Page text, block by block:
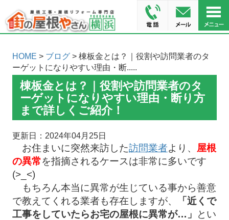
HOME > ブログ> 棟板金とは？｜役割や訪問業者のタ
ーゲットになりやすい理由・断.....
棟板金とは？｜役割や訪問業者のタ
ーゲットになりやすい理由・断り方
まで詳しくご紹介！
更新日：2024年04月25日
お住まいに突然来訪した訪問業者より、 屋根
の異常を指摘されるケースは非常に多いです
(>_<)
もちろん本当に異常が生じている事から善意
で教えてくれる業者も存在しますが、
「近くで
工事をしていたらお宅の屋根に異常が…」
とい